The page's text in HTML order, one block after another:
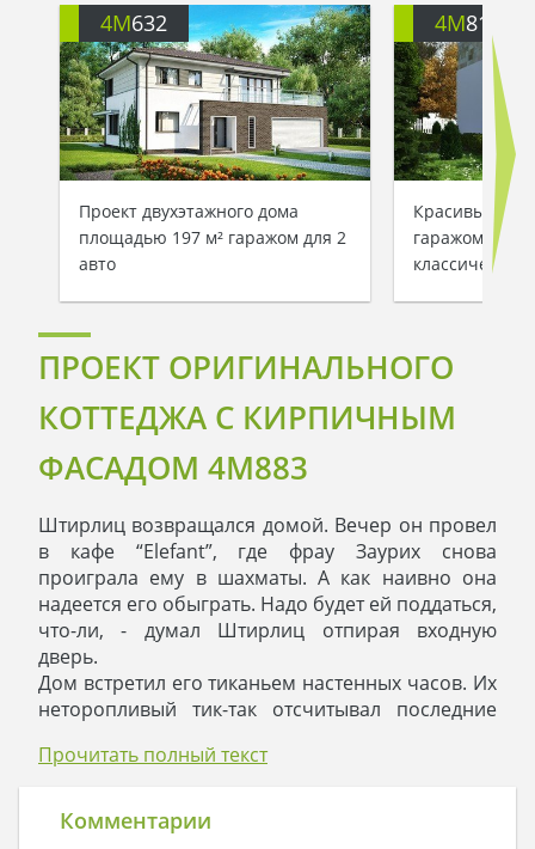
4M632
Проект двухэтажного дома
площадью 197 м² гаражом для 2
авто
4M812
Красивый
гаражом и
классическом
ПРОЕКТ ОРИГИНАЛЬНОГО
КОТТЕДЖА С КИРПИЧНЫМ
ФАСАДОМ 4M883
Штирлиц возвращался домой. Вечер он провел
в кафе “Elefant”, где фрау Заурих снова
проиграла ему в шахматы. А как наивно она
надеется его обыграть. Надо будет ей поддаться,
что-ли, - думал Штирлиц отпирая входную
дверь.
Дом встретил его тиканьем настенных часов. Их
неторопливый тик-так отсчитывал последние
Штирлиц растопил камин и задумался.
способствовал размышлениям. Вчера Штирлиц
получил очередное задание из центра, и
Прочитать полный текст
Комментарии